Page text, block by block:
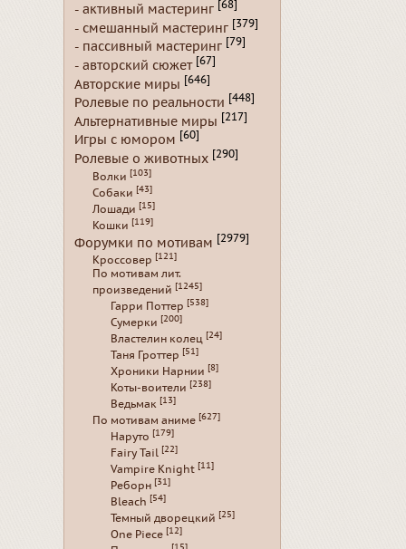
- активный мастеринг [68]
- смешанный мастеринг [379]
- пассивный мастеринг [79]
- авторский сюжет [67]
Авторские миры [646]
Ролевые по реальности [448]
Альтернативные миры [217]
Игры с юмором [60]
Ролевые о животных [290]
Волки [103]
Собаки [43]
Лошади [15]
Кошки [119]
Форумки по мотивам [2979]
Кроссовер [121]
По мотивам лит.
произведений [1245]
Гарри Поттер [538]
Сумерки [200]
Властелин колец [24]
Таня Гроттер [51]
Хроники Нарнии [8]
Коты-воители [238]
Ведьмак [13]
По мотивам аниме [627]
Наруто [179]
Fairy Tail [22]
Vampire Knight [11]
Реборн [31]
Bleach [54]
Темный дворецкий [25]
One Piece [12]